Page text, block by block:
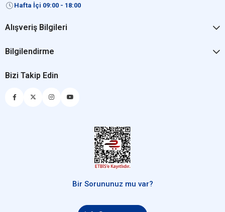
Hafta İçi 09:00 - 18:00
Alışveriş Bilgileri
Bilgilendirme
Bizi Takip Edin
Bir Sorununuz mu var?